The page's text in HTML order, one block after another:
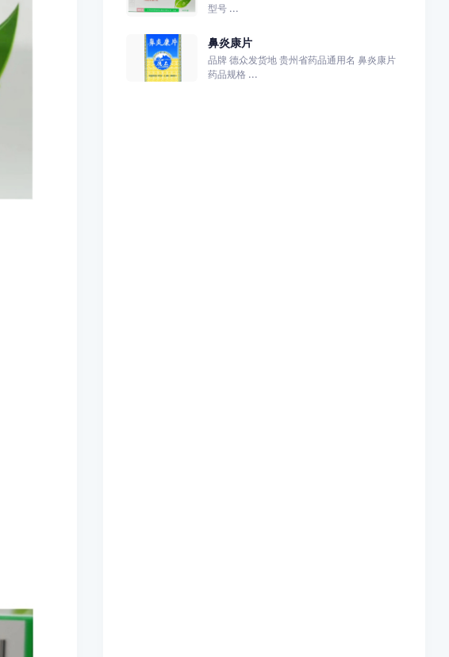
型号 ...
鼻炎康片
品牌 德众发货地 贵州省药品通用名 鼻炎康片
药品规格 ...